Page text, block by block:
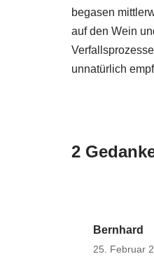
begasen
auf den Wein
unnatürlich
2
Bernhard
25. Februar